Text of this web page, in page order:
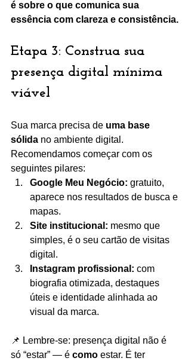
é sobre o que comunica sua
essência com clareza e consistência.
Etapa 3: Construa sua
presença digital mínima
viável
Sua marca precisa de uma base
sólida no ambiente digital.
Recomendamos começar com os
seguintes pilares:
Google Meu Negócio: gratuito,
aparece nos resultados de busca e
mapas.
Site institucional: mesmo que
simples, é o seu cartão de visitas
digital.
Instagram profissional: com
biografia otimizada, destaques
úteis e identidade alinhada ao
visual da marca.
📌 Lembre-se: presença digital não é
só “estar” — é como estar. É ter